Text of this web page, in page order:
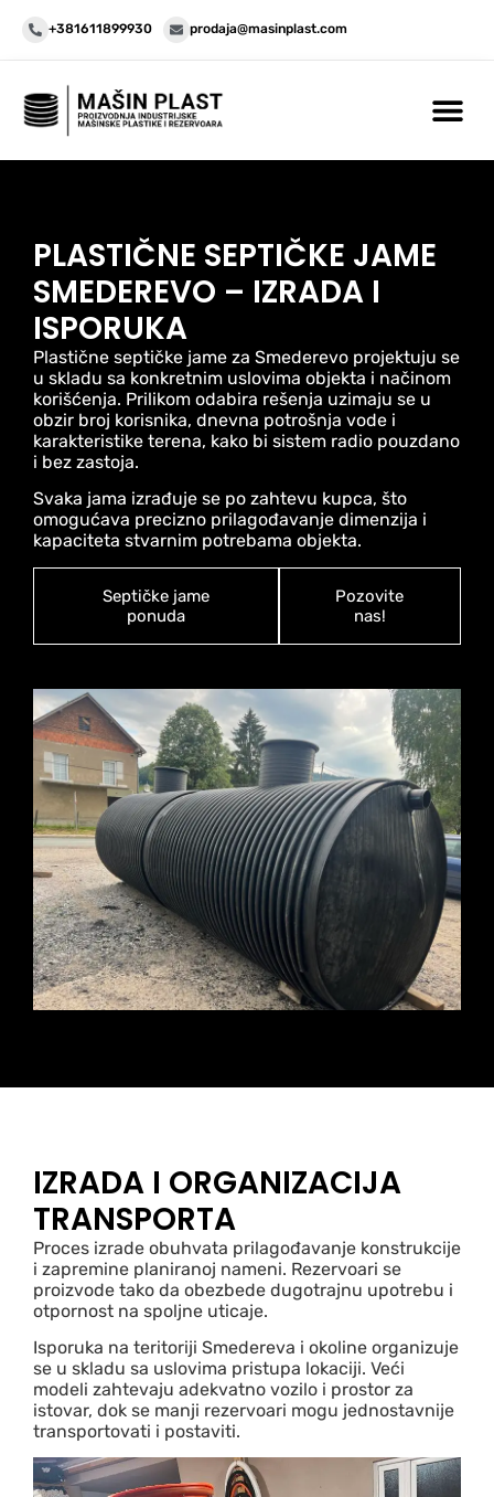
+381611899930 prodaja@masinplast.com
PLASTIČNE SEPTIČKE JAME
SMEDEREVO – IZRADA I
ISPORUKA
Plastične septičke jame za Smederevo projektuju se
u skladu sa konkretnim uslovima objekta i načinom
korišćenja. Prilikom odabira rešenja uzimaju se u
obzir broj korisnika, dnevna potrošnja vode i
karakteristike terena, kako bi sistem radio pouzdano
i bez zastoja.
Svaka jama izrađuje se po zahtevu kupca, što
omogućava precizno prilagođavanje dimenzija i
kapaciteta stvarnim potrebama objekta.
Septičke jame
ponuda
Pozovite
nas!
IZRADA I ORGANIZACIJA
TRANSPORTA
Proces izrade obuhvata prilagođavanje konstrukcije
i zapremine planiranoj nameni. Rezervoari se
proizvode tako da obezbede dugotrajnu upotrebu i
otpornost na spoljne uticaje.
Isporuka na teritoriji Smedereva i okoline organizuje
se u skladu sa uslovima pristupa lokaciji. Veći
modeli zahtevaju adekvatno vozilo i prostor za
istovar, dok se manji rezervoari mogu jednostavnije
transportovati i postaviti.